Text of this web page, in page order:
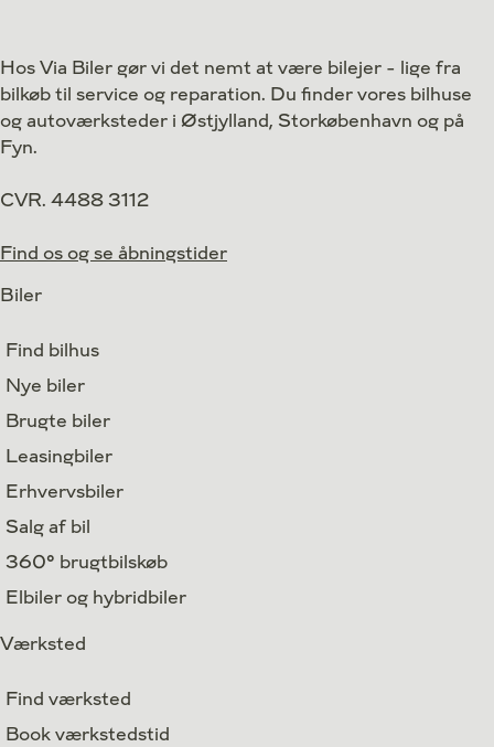
Kontant
319.900
Kontant
Finansiering
Hos Via Biler gør vi det nemt at være bilejer - lige fra
bilkøb til service og reparation. Du finder vores bilhuse
og autoværksteder i Østjylland, Storkøbenhavn og på
Fyn.
CVR. 4488 3112
Find os og se åbningstider
Biler
Find bilhus
Nye biler
Brugte biler
Leasingbiler
Erhvervsbiler
Salg af bil
360° brugtbilskøb
Elbiler og hybridbiler
Værksted
Find værksted
Book værkstedstid